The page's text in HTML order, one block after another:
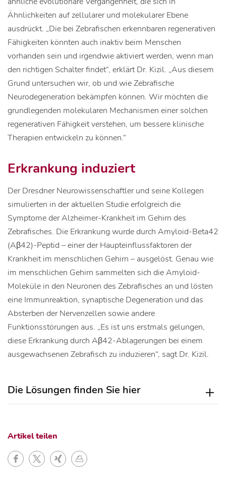
Ähnlichkeiten auf zellularer und molekularer Ebene
ausdrückt. „Die bei Zebrafischen erkennbaren regenerativen
Fähigkeiten könnten auch inaktiv beim Menschen
vorhanden sein und irgendwie aktiviert werden, wenn man
den richtigen Schalter findet“, erklärt Dr. Kizil. „Aus diesem
Grund untersuchen wir, ob und wie Zebrafische
Neurodegeneration bekämpfen können. Wir möchten die
grundlegenden molekularen Mechanismen einer solchen
regenerativen Fähigkeit verstehen, um bessere klinische
Therapien entwickeln zu können.“
Erkrankung induziert
Der Dresdner Neurowissenschaftler und seine Kollegen
simulierten in der aktuellen Studie erfolgreich die
Symptome der Alzheimer-Krankheit im Gehirn des
Zebrafisches. Die Erkrankung wurde durch Amyloid-Beta42
(Aβ42)-Peptid – einer der Haupteinflussfaktoren der
Krankheit im menschlichen Gehirn – ausgelöst. Genau wie
im menschlichen Gehirn sammelten sich die Amyloid-
Moleküle in den Neuronen des Zebrafisches an und lösten
eine Immunreaktion, synaptische Degeneration und das
Absterben der Nervenzellen sowie andere
Funktionsstörungen aus. „Es ist uns erstmals gelungen,
diese Erkrankung durch Aβ42-Ablagerungen bei einem
ausgewachsenen Zebrafisch zu induzieren“, sagt Dr. Kizil.
Die Lösungen finden Sie hier
Artikel teilen